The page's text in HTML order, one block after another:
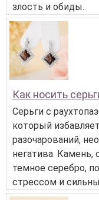
злость и обиды.
Как носить
Серьги с
который
разочарований,
негатива. Камень,
темное серебро,
стрессом и